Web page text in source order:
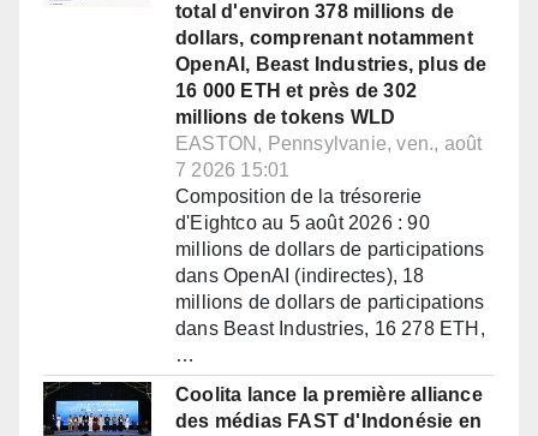
total d'environ 378 millions de
dollars, comprenant notamment
OpenAI, Beast Industries, plus de
16 000 ETH et près de 302
millions de tokens WLD
EASTON, Pennsylvanie, ven., août
7 2026 15:01
Composition de la trésorerie
d'Eightco au 5 août 2026 : 90
millions de dollars de participations
dans OpenAI (indirectes), 18
millions de dollars de participations
dans Beast Industries, 16 278 ETH,
…
Coolita lance la première alliance
des médias FAST d'Indonésie en